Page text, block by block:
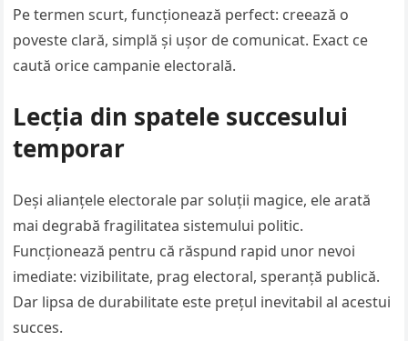
Pe termen scurt, funcționează perfect: creează o
poveste clară, simplă și ușor de comunicat. Exact ce
caută orice campanie electorală.
Lecția din spatele succesului
temporar
Deși alianțele electorale par soluții magice, ele arată
mai degrabă fragilitatea sistemului politic.
Funcționează pentru că răspund rapid unor nevoi
imediate: vizibilitate, prag electoral, speranță publică.
Dar lipsa de durabilitate este prețul inevitabil al acestui
succes.